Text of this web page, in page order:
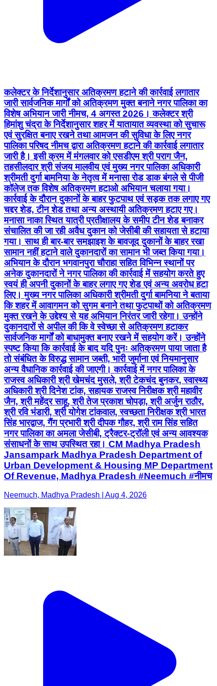
कलेक्टर के निर्देशानुसार अतिक्रमण हटाने की कार्रवाई लगातार
जारी सार्वजनिक मार्गों को अतिक्रमण मुक्त बनाने नगर पालिका का
विशेष अभियान जारी नीमच, 4 अगस्त 2026। कलेक्टर श्री
हिमांशु चंद्रा के निर्देशानुसार शहर में यातायात व्यवस्था को सुचारू
एवं सुरक्षित बनाए रखने तथा आमजन की सुविधा के लिए नगर
पालिका परिषद नीमच द्वारा अतिक्रमण हटाने की कार्रवाई लगातार
जारी है। इसी क्रम में मंगलवार को एसडीएम श्री पराग जैन,
तहसीलदार श्री संजय मालवीय एवं मुख्य नगर पालिका अधिकारी
श्रीमती दुर्गा बामनिया के नेतृत्व में मनासा रोड डाक बंगले से पीजी
कॉलेज तक विशेष अतिक्रमण हटाओ अभियान चलाया गया।
कार्रवाई के दौरान दुकानों के बाहर फुटपाथ एवं सड़क तक लगाए गए
चद्दर शेड, टीन शेड तथा अन्य अस्थायी अतिक्रमण हटाए गए।
मनासा नाका स्थित यात्री प्रतीक्षालय के समीप टीन शेड बनाकर
संचालित की जा रही अवैध दुकान को जेसीबी की सहायता से हटाया
गया। साथ ही बार-बार समझाइश के बावजूद दुकानों के बाहर रखा
सामान नहीं हटाने वाले दुकानदारों का सामान भी जब्त किया गया।
अभियान के दौरान भगवानपुरा चौराहा सहित विभिन्न स्थानों पर
अनेक दुकानदारों ने नगर पालिका की कार्रवाई में सहयोग करते हुए
स्वयं ही अपनी दुकानों के बाहर लगाए गए शेड एवं अन्य अवरोध हटा
लिए। मुख्य नगर पालिका अधिकारी श्रीमती दुर्गा बामनिया ने बताया
कि शहर में आवागमन को सुगम बनाने तथा फुटपाथों को अतिक्रमण
मुक्त रखने के उद्देश्य से यह अभियान निरंतर जारी रहेगा। उन्होंने
दुकानदारों से अपील की कि वे स्वेच्छा से अतिक्रमण हटाकर
सार्वजनिक मार्गों को बाधामुक्त बनाए रखने में सहयोग करें। उन्होंने
स्पष्ट किया कि कार्रवाई के बाद यदि पुनः अतिक्रमण पाया जाता है
तो संबंधित के विरुद्ध सामान जब्ती, भारी जुर्माना एवं नियमानुसार
अन्य वैधानिक कार्रवाई की जाएगी। कार्रवाई में नगर पालिका के
राजस्व अधिकारी श्री खेमचंद मुसले, श्री टेकचंद बुनकर, स्वास्थ्य
अधिकारी श्री दिनेश टांक, सहायक राजस्व निरीक्षक श्री महावीर
जैन, श्री महेंद्र साहू, श्री तेज प्रकाश चोपड़ा, श्री अर्जुन राठौर,
श्री रवि भंडारी, श्री योगेश टांकवाल, स्वच्छता निरीक्षक श्री भारत
सिंह भारद्वाज, गैंग प्रभारी श्री दीपक गौहर, श्री राम सिंह सहित
नगर पालिका का अमला जेसीबी, ट्रैक्टर-ट्रॉली एवं अन्य आवश्यक
संसाधनों के साथ उपस्थित रहा। CM Madhya Pradesh
Jansampark Madhya Pradesh Department of
Urban Development & Housing MP Department
Of Revenue, Madhya Pradesh #Neemuch #नीमच
Neemuch, Madhya Pradesh | Aug 4, 2026